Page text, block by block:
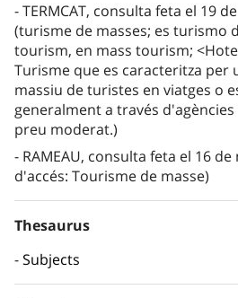
TERMCAT, consulta feta el 19
(turisme de masses; es turismo
tourism, en mass tourism;
Turisme que es caracteritza per
massiu de turistes en viatges o
generalment a través
preu moderat.)
RAMEAU, consulta feta el 16
d'accés: Tourisme de masse)
Thesaurus
Subjects